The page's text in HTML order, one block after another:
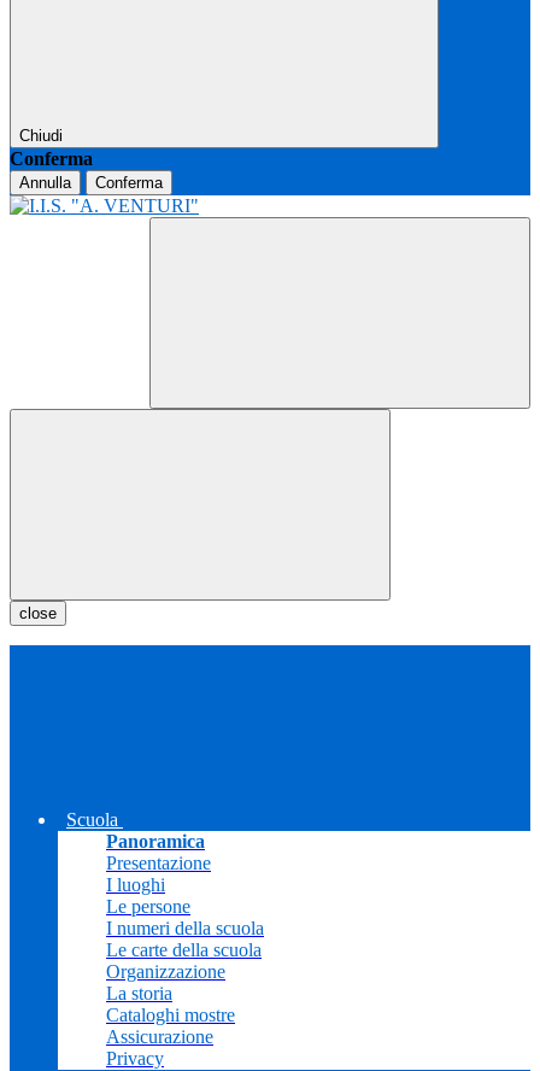
Chiudi
Conferma
Annulla Conferma
close
Scuola
Panoramica
Presentazione
I luoghi
Le persone
I numeri della scuola
Le carte della scuola
Organizzazione
La storia
Cataloghi mostre
Assicurazione
Privacy